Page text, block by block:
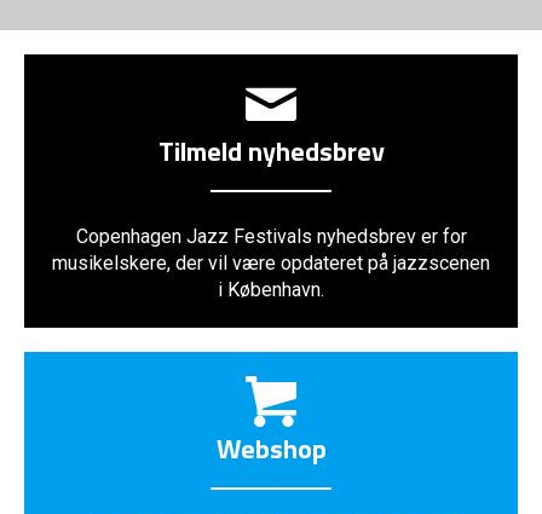
Tilmeld nyhedsbrev
Copenhagen Jazz Festivals nyhedsbrev er for
musikelskere, der vil være opdateret på jazzscenen
i København.
Webshop